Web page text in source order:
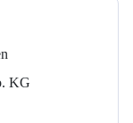
KG